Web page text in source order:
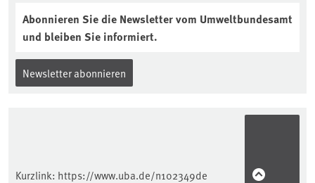
Abonnieren Sie die Newsletter vom Umweltbundesamt
und bleiben Sie informiert.
Newsletter abonnieren
Kurzlink: https://www.uba.de/n102349de